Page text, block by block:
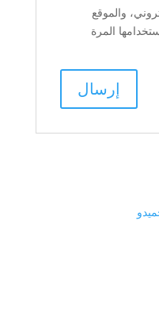
والموقع
المرة